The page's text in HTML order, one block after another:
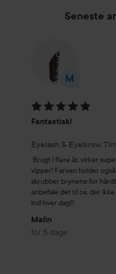
Seneste
SPRING OVER
Bedømmelse: 5 ud af 5
Fantastisk!
Eyelash & Eyebrow
Brugt i flere år, virker
vipper! Farven holder
skrubber brynene for
anbefale det til os, der
ind hver dag!!
Malin
for 5 dage